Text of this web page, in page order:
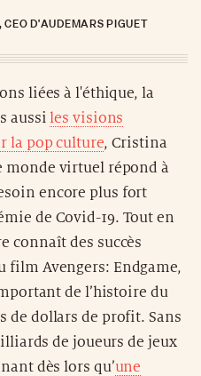
D'AUDEMARS PIGUET
liées à l'éthique, la
aussiles visions
la pop culture, Cristina
monde virtuel répond à
encore plus fort
de Covid-19. Tout en
connaît des succès
film Avengers: Endgame,
de l’histoire du
de dollars de profit. Sans
de joueurs de jeux
dès lors qu’une